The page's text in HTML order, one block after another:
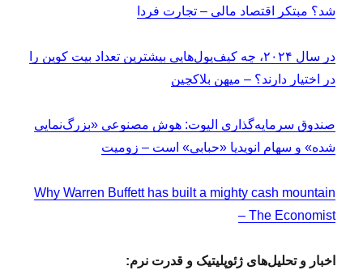
شد؟ مبتکر اقتصاد مالی – تجارت فردا
در سال ۲۰۲۴، چه کیف‌پول‌هایی بیشترین تعداد بیت کوین را
در اختیار دارند؟ – میهن بلاکچین
صندوق سرمایه‌گذاری الیوت: هوش مصنوعی «بزرگ‌نمایی
شده» و سهام انویدیا «حبابی» است – زومیت
Why Warren Buffett has built a mighty cash mountain
– The Economist
اخبار و تحلیل‌های ژئوپلیتیک و قدرت نرم: